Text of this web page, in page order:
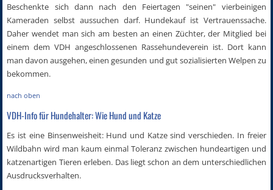
Beschenkte sich dann nach den Feiertagen "seinen" vierbeinigen
Kameraden selbst aussuchen darf. Hundekauf ist Vertrauenssache.
Daher wendet man sich am besten an einen Züchter, der Mitglied bei
einem dem VDH angeschlossenen Rassehundeverein ist. Dort kann
man davon ausgehen, einen gesunden und gut sozialisierten Welpen zu
bekommen.
nach oben
VDH-Info für Hundehalter: Wie Hund und Katze
Es ist eine Binsenweisheit: Hund und Katze sind verschieden. In freier
Wildbahn wird man kaum einmal Toleranz zwischen hundeartigen und
katzenartigen Tieren erleben. Das liegt schon an dem unterschiedlichen
Ausdrucksverhalten.